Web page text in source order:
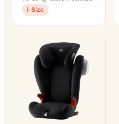
i-Size